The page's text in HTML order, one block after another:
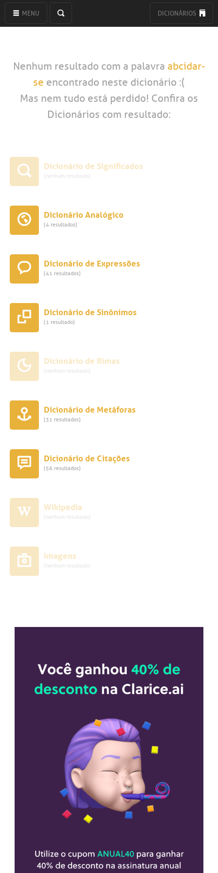
MENU DICIONÁRIOS
Nenhum resultado com a palavra abcidar-
se encontrado neste dicionário :(
Mas nem tudo está perdido! Confira os
Dicionários com resultado:
Dicionário de Significados
(nenhum resultado)
Dicionário Analógico
(4 resultados)
Dicionário de Expressões
(41 resultados)
Dicionário de Sinônimos
(1 resultado)
Dicionário de Rimas
(nenhum resultado)
Dicionário de Metáforas
(31 resultados)
Dicionário de Citações
(56 resultados)
Wikipedia
(nenhum resultado)
Imagens
(nenhum resultado)